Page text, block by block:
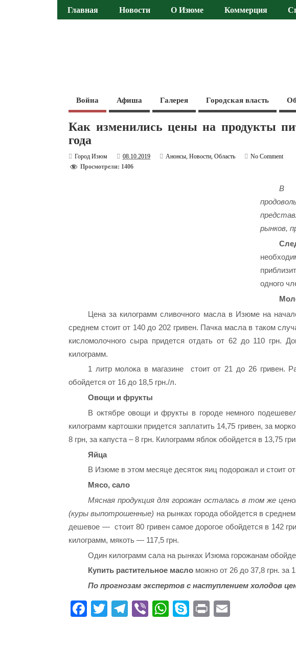
Главная Новости О Изюме Коммерция
Война Афиша Галерея Городская власть
Как изменились цены на продукты
года
Город Изюм 08.10.2019 Анонсы,Новости,Область
No Comment
Просмотрели: 1406
В
рынков,
одного
Цена за килограмм сливочного масла в Изюме на
среднем стоит от 140 до 202 гривен. Пачка масла в таком
кисломолочного сыра придется отдать от 62 до 110 грн.
килограмм.
1 литр молока в магазине стоит от 21 до 26 гривен.
обойдется от 16 до 18,5 грн./л.
Овощи и фрукты
В октябре овощи и фрукты в городе немного
килограмм картошки придется заплатить 14,75 гривен, за
8 грн, за капуста – 8 грн. Килограмм яблок обойдется в 13,75
Яйца
В Изюме в этом месяце десяток яиц подорожал и стоит от
Мясо, сало
Мясная продукция для горожан осталась в том же
(куры выпотрошенные) на рынках города обойдется в
дешевое — стоит 80 гривен самое дорогое обойдется в 142
килограмм, мякоть — 117,5 грн.
Один килограмм сала на рынках Изюма горожанам
Купить растительное масломожно от 26 до 37,8 грн. за 1
По прогнозам экспертов с наступлением холодов
Fa T
Te Vi
W
S
Pr